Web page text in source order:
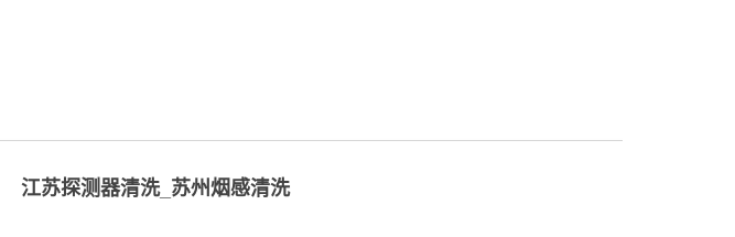
江苏探测器清洗_苏州烟感清洗